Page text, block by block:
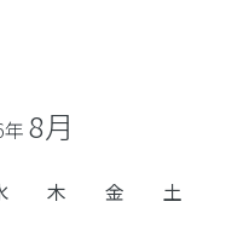
8月
木 金 土